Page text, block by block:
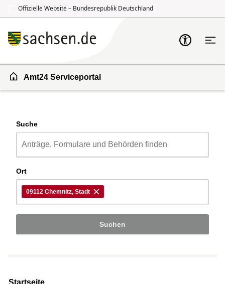
Offizielle Website – Bundesrepublik Deutschland
Amt24 Serviceportal
Suche
Ort
09112 Chemnitz, Stadt
Suchen
Startseite